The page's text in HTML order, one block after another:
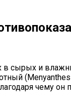
сырых и
чему он